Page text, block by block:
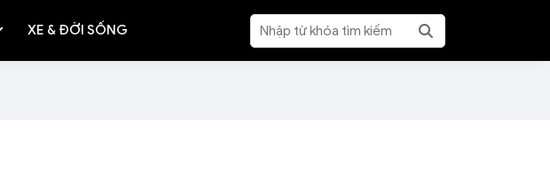
XE & ĐỜI SỐNG